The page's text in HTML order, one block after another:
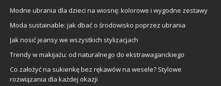
Modne ubrania dla dzieci na wiosnę: kolorowe i wygodne zestawy
Moda sustainable: jak dbać o środowisko poprzez ubrania
Jak nosić jeansy we wszystkich stylizacjach
Trendy w makijażu: od naturalnego do ekstrawaganckiego
Co założyć na sukienkę bez rękawów na wesele? Stylowe
rozwiązania dla każdej okazji